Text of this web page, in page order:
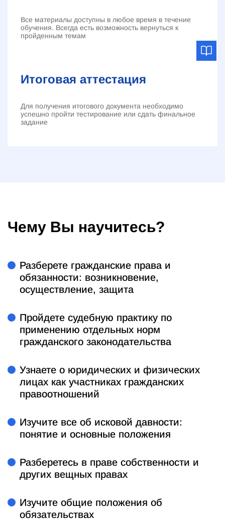
Все материалы доступны в любое время в течение
обучения. Всегда есть возможность вернуться к
пройденным темам
Итоговая аттестация
Для получения итогового документа необходимо
успешно пройти тестирование или сдать финальное
задание
Чему Вы научитесь?
Разберете гражданские права и
обязанности: возникновение,
осуществление, защита
Пройдете судебную практику по
применению отдельных норм
гражданского законодательства
Узнаете о юридических и физических
лицах как участниках гражданских
правоотношений
Изучите все об исковой давности:
понятие и основные положения
Разберетесь в праве собственности и
других вещных правах
Изучите общие положения об
обязательствах